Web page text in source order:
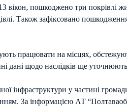
вікон, пошкоджено три покрівлі
Також зафіксовано
працювати на місцях,
дані щодо наслідків ще
інфраструктури у частині
За інформацією АТ